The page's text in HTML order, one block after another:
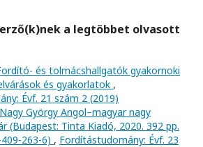
a legtöbbet olvasott
és tolmácshallgatók gyakornoki
és gyakorlatok ,
Évf. 21 szám 2 (2019)
Nagy György Angol–magyar nagy
(Budapest: Tinta Kiadó, 2020. 392 pp.
263-6) , Fordítástudomány: Évf. 23